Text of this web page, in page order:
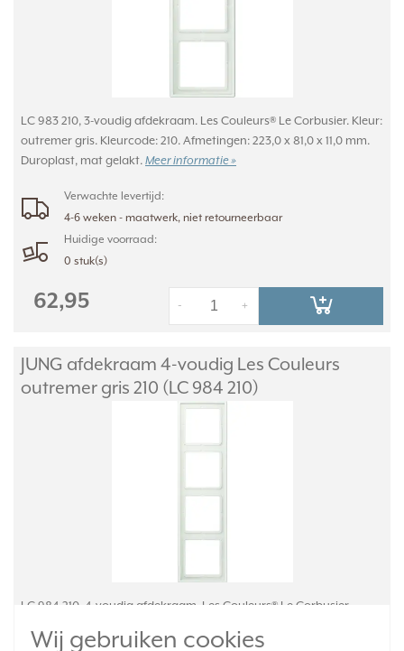
Wij gebruiken cookies
LC 983 210, 3-voudig afdekraam. Les Couleurs® Le Corbusier. Kleur:
outremer gris. Kleurcode: 210. Afmetingen: 223,0 x 81,0 x 11,0 mm.
Duroplast, mat gelakt. Meer informatie »
Verwachte levertijd:
4-6 weken - maatwerk, niet retourneerbaar
Huidige voorraad:
0 stuk(s)
62,95 +
-
JUNG afdekraam 4-voudig Les Couleurs
outremer gris 210 (LC 984 210)
LC 984 210, 4-voudig afdekraam. Les Couleurs® Le Corbusier.
mm. Duroplast, mat gelakt. Meer informatie »